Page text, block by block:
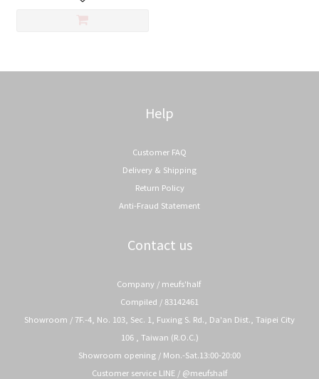
Help
Customer FAQ
Delivery & Shipping
Return Policy
Anti-Fraud Statement
Contact us
Company / meufs'half
Compiled / 83142461
Showroom / 7F.-4, No. 103, Sec. 1, Fuxing S. Rd., Da'an Dist., Taipei City
106 , Taiwan (R.O.C.)
Showroom opening / Mon.-Sat.13:00-20:00
Customer service LINE / @meufshalf